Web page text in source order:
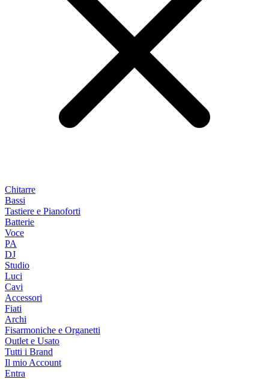
Chitarre
Bassi
Tastiere e Pianoforti
Batterie
Voce
PA
DJ
Studio
Luci
Cavi
Accessori
Fiati
Archi
Fisarmoniche e Organetti
Outlet e Usato
Tutti i Brand
Il mio Account
Entra